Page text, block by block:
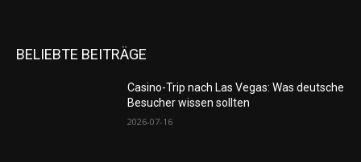
BELIEBTE BEITRÄGE
Casino-Trip nach Las Vegas: Was deutsche
Besucher wissen sollten
2026-07-16